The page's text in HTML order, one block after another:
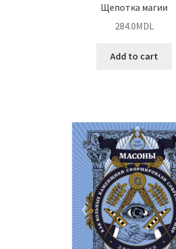
Щепотка магии
284.0MDL
Add to cart